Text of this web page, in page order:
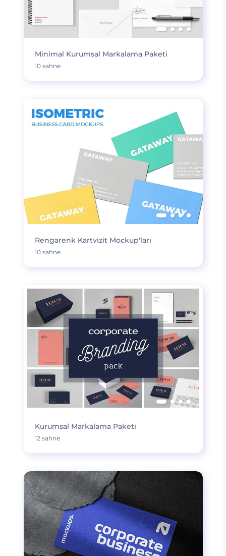
Minimal Kurumsal Markalama Paketi
10 sahne
Rengarenk Kartvizit Mockup'ları
10 sahne
Kurumsal Markalama Paketi
12 sahne